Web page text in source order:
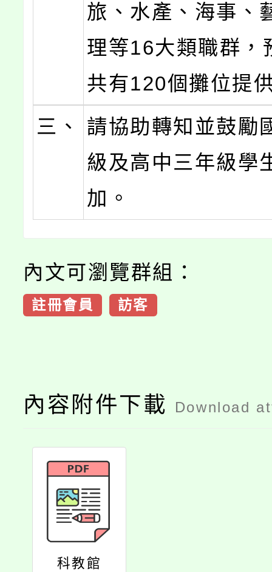
旅、水產、海事、
理等16大類職群，
共有120個攤位提
三、
請協助轉知並鼓勵
級及高中三年級學
加。
內文可瀏覽群組：
註冊會員 訪客
內容附件下載 Download
科教館